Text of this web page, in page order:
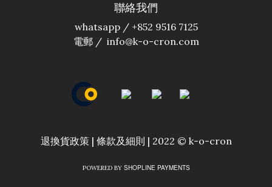
聯絡我們
whatsapp / +852 9516 7125
電郵 / info@k-o-cron.com
退換貨政策| 條款及細則 | 2022 © k-o-cron
POWERED BY SHOPLINE PAYMENTS